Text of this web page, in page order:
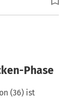
Phase
(36) ist